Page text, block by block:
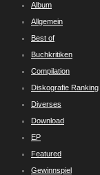
Album
Allgemein
Best of
Buchkritiken
Compilation
Diskografie Ranking
Diverses
Download
EP
Featured
Gewinnspiel